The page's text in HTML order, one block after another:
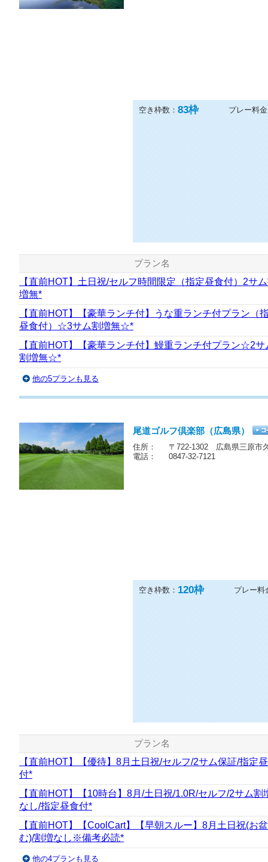
空き枠数： 83枠 プレー料
プラン名
【直前HOT】土日祝/セルフ時間限定（指定昼食付）2サ
増無*
【直前HOT】【豪華ランチ付】うな重ランチ付プラン（
昼食付）☆3サム割増無☆*
【直前HOT】【豪華ランチ付】鰻重ランチ付プラン☆2サ
割増無☆*
他の5プランも見る
尾道ゴルフ倶楽部（広島県）
住所：
〒722-1302 広島県三原市
電話：
0847-32-7121
空き枠数： 120枠 プレー料
プラン名
【直前HOT】【優待】8月土日祝/セルフ/2サム保証/指定
付*
【直前HOT】【10時台】8月/土日祝/1.0R/セルフ/2サム割
なし/指定昼食付*
【直前HOT】【CoolCart】【早朝スルー】8月土日祝(お
む)/割増なし※備考必読*
他の4プランも見る